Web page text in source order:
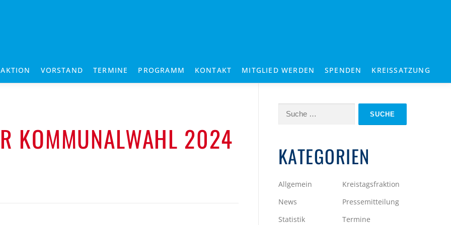
VORSTAND TERMINE PROGRAMM KONTAKT MITGLIED WERDEN SPENDEN KREISSATZUNG
KOMMUNALWAHL 2024
Suche
KATEGORIEN
Allgemein
Kreistagsfraktion
News
Pressemitteilung
Statistik
Termine